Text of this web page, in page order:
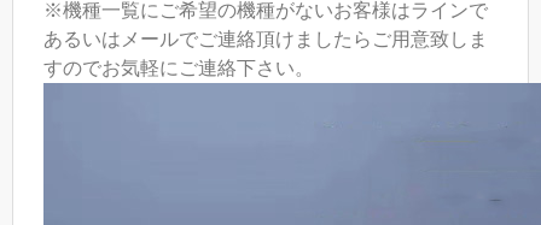
※機種一覧にご希望の機種がないお客様はラインで
あるいはメールでご連絡頂けましたらご用意致しま
すのでお気軽にご連絡下さい。